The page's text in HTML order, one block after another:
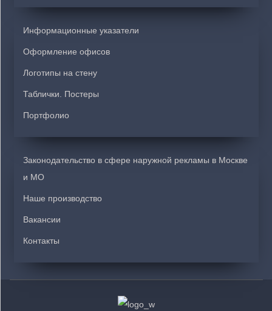
Информационные указатели
Оформление офисов
Логотипы на стену
Таблички. Постеры
Портфолио
Законодательство в сфере наружной рекламы в Москве
и МО
Наше производство
Вакансии
Контакты